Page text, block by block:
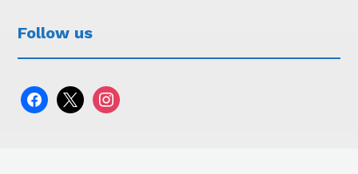
Follow us
facebook
x instagram